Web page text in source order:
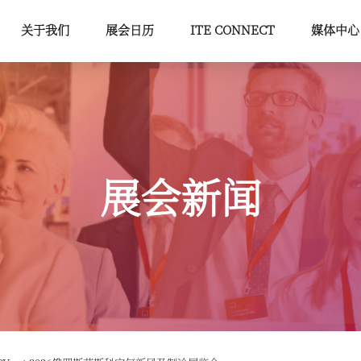
关于我们 展会日历 ITE CONNECT 媒体中心
展会新闻